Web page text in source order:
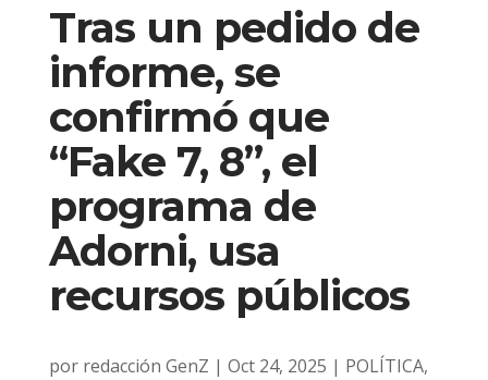
Tras un pedido de
informe, se
confirmó que
“Fake 7, 8”, el
programa de
Adorni, usa
recursos públicos
por redacción GenZ | Oct 24, 2025 | POLÍTICA,